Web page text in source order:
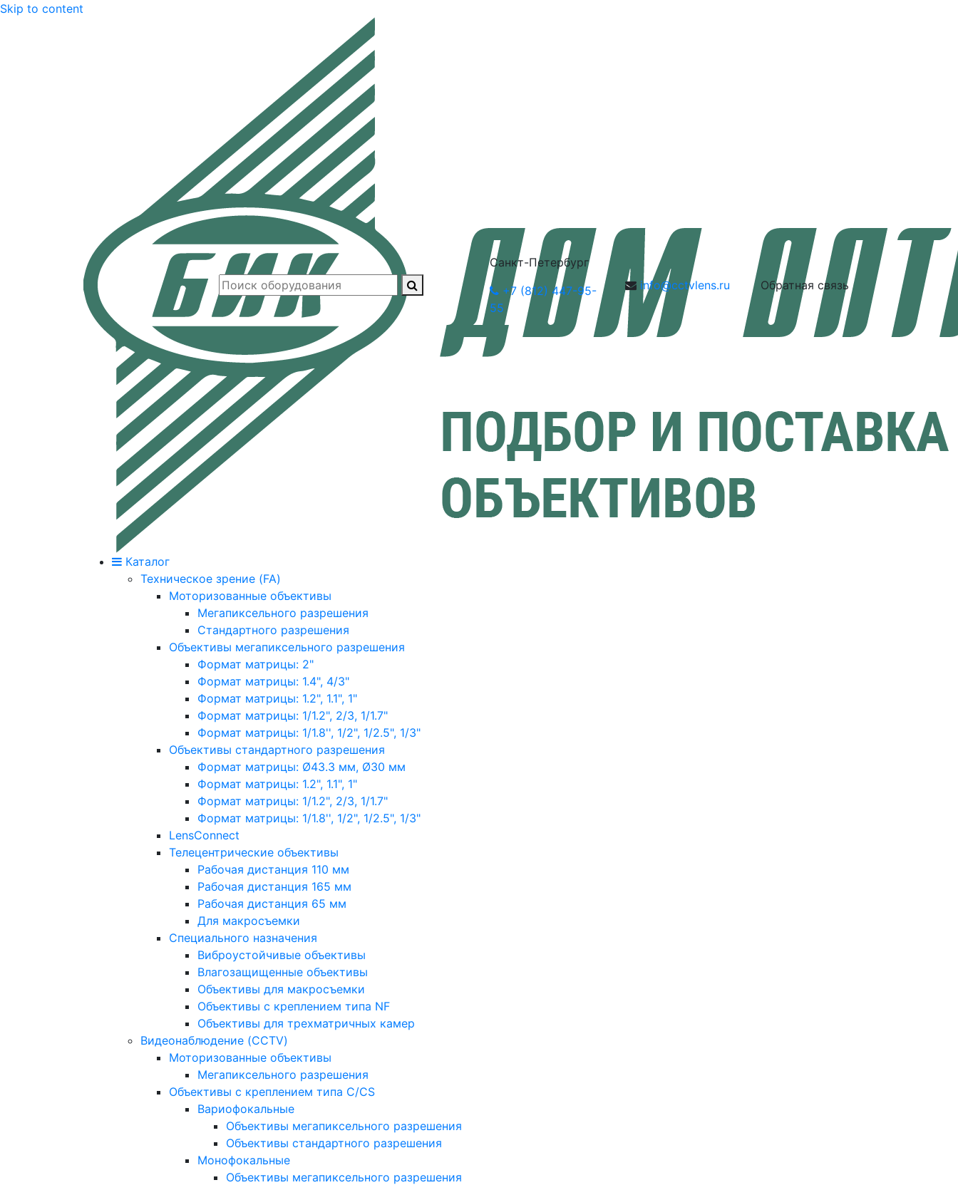
Skip to content
Санкт-Петербург
+7 (812) 447-95-
55
info@cctvlens.ru Обратная связь
Каталог
Техническое зрение (FA)
Моторизованные объективы
Мегапиксельного разрешения
Стандартного разрешения
Объективы мегапиксельного разрешения
Формат матрицы: 2"
Формат матрицы: 1.4", 4/3"
Формат матрицы: 1.2", 1.1", 1"
Формат матрицы: 1/1.2", 2/3, 1/1.7"
Формат матрицы: 1/1.8'', 1/2", 1/2.5", 1/3"
Объективы стандартного разрешения
Формат матрицы: Ø43.3 мм, Ø30 мм
Формат матрицы: 1.2", 1.1", 1"
Формат матрицы: 1/1.2", 2/3, 1/1.7"
Формат матрицы: 1/1.8'', 1/2", 1/2.5", 1/3"
LensConnect
Телецентрические объективы
Рабочая дистанция 110 мм
Рабочая дистанция 165 мм
Рабочая дистанция 65 мм
Для макросъемки
Специального назначения
Виброустойчивые объективы
Влагозащищенные объективы
Объективы для макросъемки
Объективы с креплением типа NF
Объективы для трехматричных камер
Видеонаблюдение (CCTV)
Моторизованные объективы
Мегапиксельного разрешения
Объективы с креплением типа C/CS
Вариофокальные
Объективы мегапиксельного разрешения
Объективы стандартного разрешения
Монофокальные
Объективы мегапиксельного разрешения